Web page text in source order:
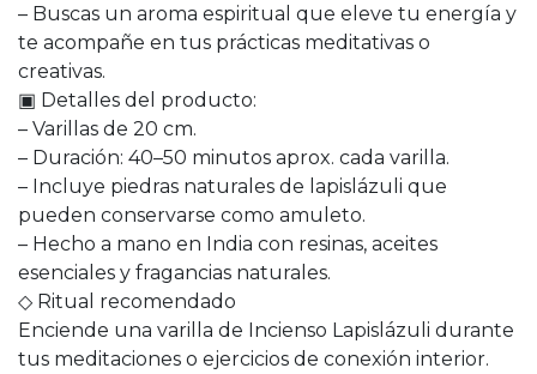
– Buscas un aroma espiritual que eleve tu energía y
te acompañe en tus prácticas meditativas o
creativas.
▣ Detalles del producto:
– Varillas de 20 cm.
– Duración: 40–50 minutos aprox. cada varilla.
– Incluye piedras naturales de lapislázuli que
pueden conservarse como amuleto.
– Hecho a mano en India con resinas, aceites
esenciales y fragancias naturales.
◇ Ritual recomendado
Enciende una varilla de Incienso Lapislázuli durante
tus meditaciones o ejercicios de conexión interior.